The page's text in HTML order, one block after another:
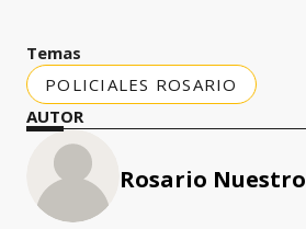
Temas
POLICIALES ROSARIO
AUTOR
Rosario Nuestro